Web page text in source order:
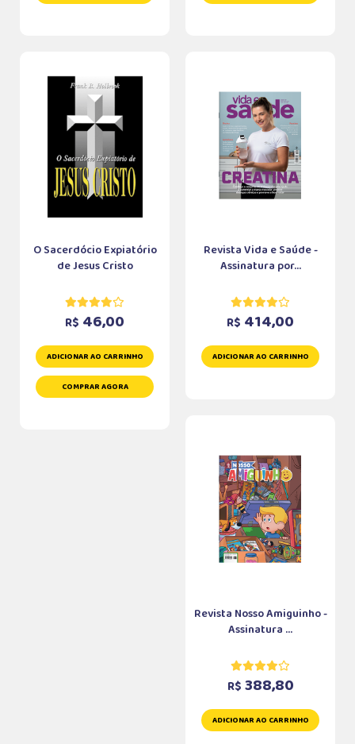
O Sacerdócio Expiatório
de Jesus Cristo
R$ 46,00
ADICIONAR AO CARRINHO
COMPRAR AGORA
Revista Vida e Saúde -
Assinatura por...
R$ 414,00
ADICIONAR AO CARRINHO
Revista Nosso Amiguinho -
Assinatura ...
R$ 388,80
ADICIONAR AO CARRINHO